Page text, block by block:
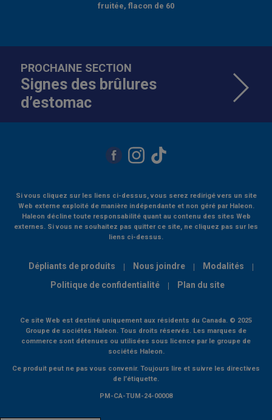
fruitée, flacon de 60
PROCHAINE SECTION
Signes des brûlures
d’estomac
Si vous cliquez sur les liens ci-dessus, vous serez redirigé vers un site
Web externe exploité de manière indépendante et non géré par Haleon.
Haleon décline toute responsabilité quant au contenu des sites Web
externes. Si vous ne souhaitez pas quitter ce site, ne cliquez pas sur les
liens ci-dessus.
Dépliants de produits Nous joindre
Modalités
Politique de confidentialité
Plan du site
Ce site Web est destiné uniquement aux résidents du Canada. © 2025
Groupe de sociétés Haleon. Tous droits réservés. Les marques de
commerce sont détenues ou utilisées sous licence par le groupe de
sociétés Haleon.
Ce produit peut ne pas vous convenir. Toujours lire et suivre les directives
de l’étiquette.
PM-CA-TUM-24-00008